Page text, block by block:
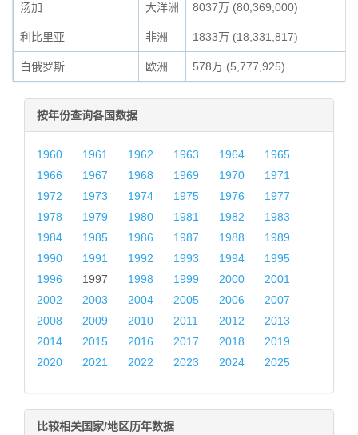
汤加 大洋洲 8037万 (80,369,000)
利比里亚 非洲 1833万 (18,331,817)
白俄罗斯 欧洲 578万 (5,777,925)
按年份查询各国数据
1960 1961 1962 1963 1964
1965
1966
1967 1968 1969 1970
1971
1972
1973 1974 1975 1976
1977
1978
1979 1980 1981 1982
1983
1984
1985 1986 1987 1988
1989
1990
1991 1992 1993 1994
1995
1996
1997 1998 1999 2000
2001
2002
2003 2004 2005 2006
2007
2008
2009 2010 2011 2012
2013
2014
2015 2016 2017 2018
2019
2020
2021 2022 2023 2024 2025
比较相关国家/地区历年数据